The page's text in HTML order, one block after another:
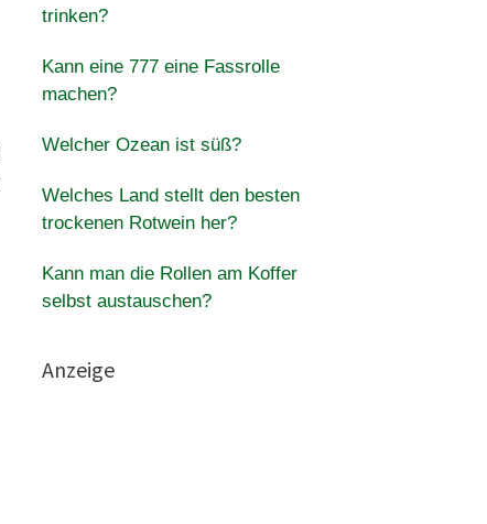
trinken?
Kann eine 777 eine Fassrolle
machen?
Welcher Ozean ist süß?
Welches Land stellt den besten
trockenen Rotwein her?
Kann man die Rollen am Koffer
selbst austauschen?
Anzeige